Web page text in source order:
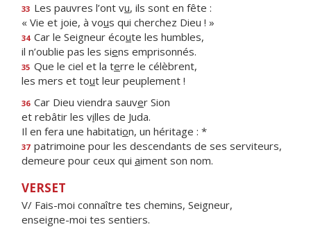
33 Les pauvres l’ont vu, ils sont en fête :
« Vie et joie, à vous qui cherchez Dieu ! »
34 Car le Seigneur écoute les humbles,
il n’oublie pas les siens emprisonnés.
35 Que le ciel et la terre le célèbrent,
les mers et tout leur peuplement !
36 Car Dieu viendra sauver Sion
et rebâtir les villes de Juda.
Il en fera une habitation, un héritage : *
37 patrimoine pour les descendants de ses serviteurs,
demeure pour ceux qui aiment son nom.
VERSET
V/ Fais-moi connaître tes chemins, Seigneur,
enseigne-moi tes sentiers.